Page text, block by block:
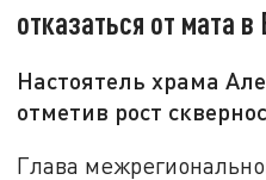
отказаться от мата в
Настоятель храма
отметив рост
Глава